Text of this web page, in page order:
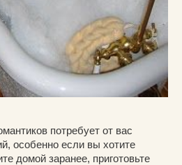
потребует от вас
особенно если вы хотите
домой заранее, приготовьте